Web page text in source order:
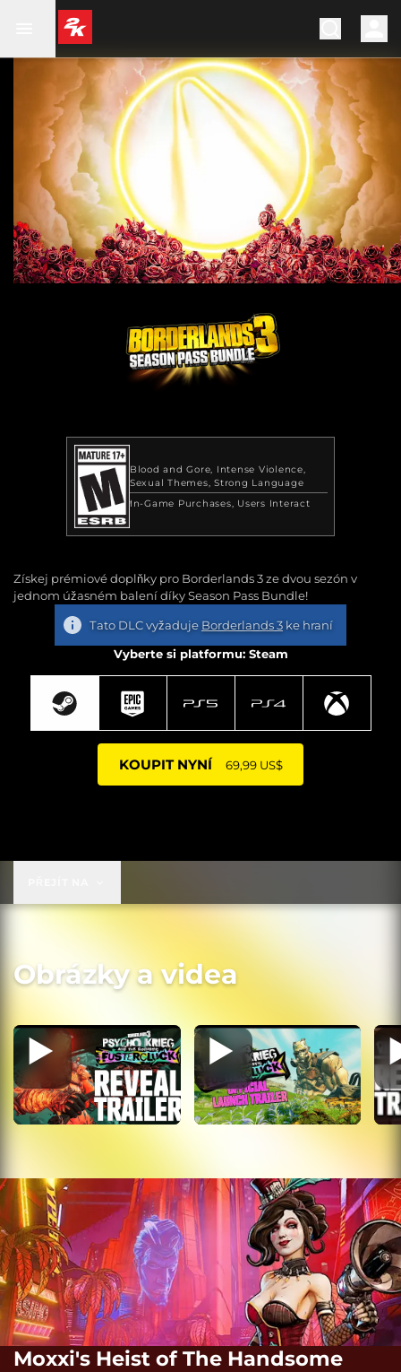
Blood and Gore Intense Violence
Sexual Themes Strong Language
In-Game Purchases
Users Interact
Získej prémiové doplňky pro Borderlands 3 ze dvou sezón v
jednom úžasném balení díky Season Pass Bundle!
Tato DLC vyžaduje Borderlands 3ke hraní
Vyberte si platformu: Steam
KOUPIT NYNÍ 69,99 US$
Obrázky a videa
Moxxi's Heist of The Handsome